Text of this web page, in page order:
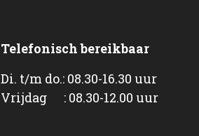
Telefonisch bereikbaar
Di. t/m do.: 08.30-16.30 uur
Vrijdag : 08.30-12.00 uur